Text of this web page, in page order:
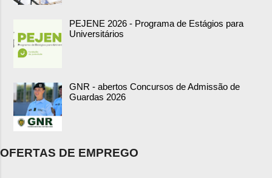
PEJENE 2026 - Programa de Estágios para
Universitários
GNR - abertos Concursos de Admissão de
Guardas 2026
OFERTAS DE EMPREGO